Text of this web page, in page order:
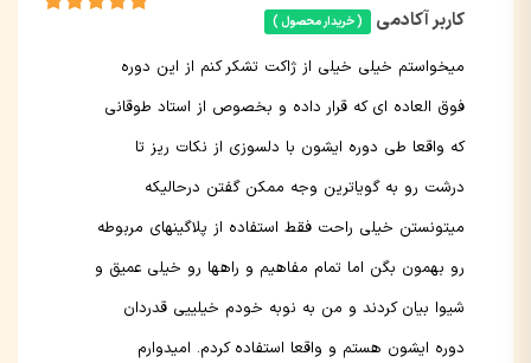
کاربر آکادمی ( خریدار محصول )
میخواستم خیلی خیلی از ژاکت تشکر کنم از این دوره
فوق العاده ای که قرار داده و بخصوص از استاد طوقانی
که واقعا طی دوره ایشون با دلسوزی از نکات ریز تا
درشت رو به گویاترین وجه ممکن گفتن درحالیکه
میتونستن خیلی راحت فقط استفاده از پلاگینهای مربوطه
رو بهمون بگن اما تمام مفاهیم و راهها رو خیلی عمیق و
شیوا بیان کردند و من به نوبه خودم خیلییی قدردان
دوره ایشون هستم و واقعا استفاده کردم. امیدوارم